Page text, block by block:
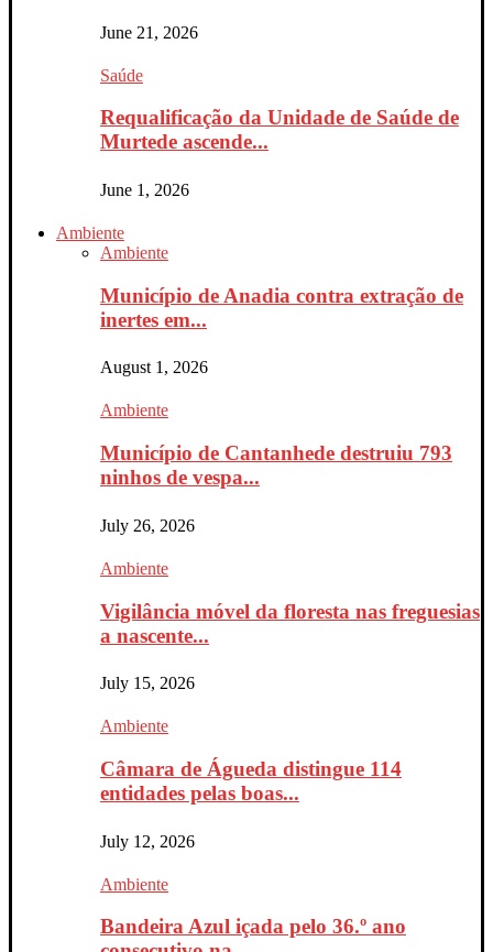
June 21, 2026
Saúde
Requalificação da Unidade de Saúde de
Murtede ascende...
June 1, 2026
Ambiente
Ambiente
Município de Anadia contra extração de
inertes em...
August 1, 2026
Ambiente
Município de Cantanhede destruiu 793
ninhos de vespa...
July 26, 2026
Ambiente
Vigilância móvel da floresta nas freguesias
a nascente...
July 15, 2026
Ambiente
Câmara de Águeda distingue 114
entidades pelas boas...
July 12, 2026
Ambiente
Bandeira Azul içada pelo 36.º ano